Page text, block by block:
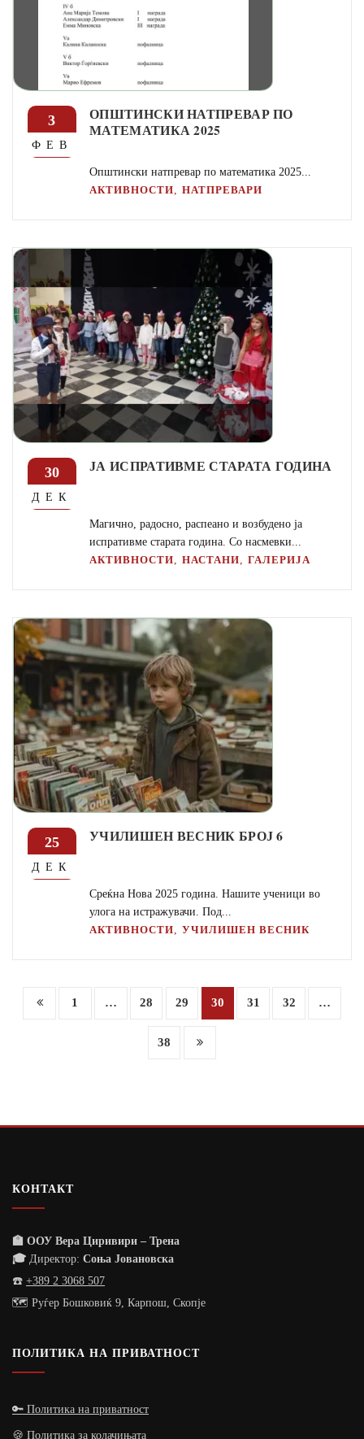
3
ФЕВ
ОПШТИНСКИ НАТПРЕВАР ПО
МАТЕМАТИКА 2025
Општински натпревар по математика 2025...
АКТИВНОСТИ,НАТПРЕВАРИ
30
ДЕК
ЈА ИСПРАТИВМЕ СТАРАТА ГОДИНА
Магично, радосно, распеано и возбудено ја
испративме старата година. Со насмевки...
АКТИВНОСТИ,НАСТАНИ,ГАЛЕРИЈА
25
ДЕК
УЧИЛИШЕН ВЕСНИК БРОЈ 6
Среќна Нова 2025 година. Нашите ученици во
улога на истражувачи. Под...
АКТИВНОСТИ ,УЧИЛИШЕН ВЕСНИК
Posts
1 … 28 29 30 31 32 …
38
КОНТАКТ
🏫 ООУ Вера Циривири – Трена
🎓 Директор: Соња Јовановска
☎️ +389 2 3068 507
🗺️ Руѓер Бошковиќ 9, Карпош, Скопје
ПОЛИТИКА НА ПРИВАТНОСТ
🔑 Политика на приватност
🍪 Политика за колачињата